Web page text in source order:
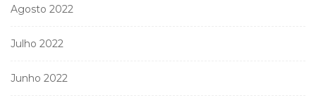
Agosto 2022
Julho 2022
Junho 2022